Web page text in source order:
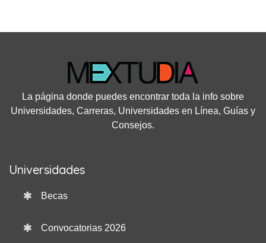
La página donde puedes encontrar toda la info sobre
Universidades, Carreras, Universidades en Línea, Guías y
Consejos.
Universidades
Becas
Convocatorias 2026